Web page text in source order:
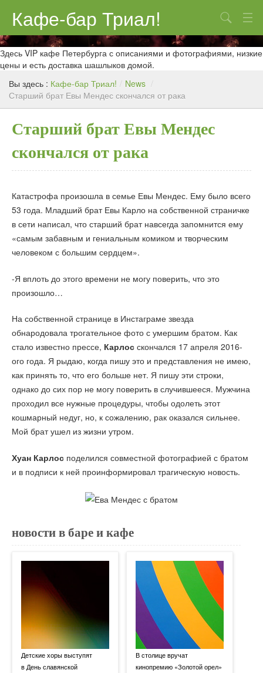
Кафе-бар Триал!
О нас
Меню
Контакты
Поиск
Здесь VIP кафе Петербурга с описаниями и фотографиями, низкие
цены и есть доставка шашлыков домой.
Вы здесь : Кафе-бар Триал! / News /
Старший брат Евы Мендес скончался от рака
Старший брат Евы Мендес
скончался от рака
Катастрофа произошла в семье Евы Мендес. Ему было всего
53 года. Младший брат Евы Карло на собственной страничке
в сети написал, что старший брат навсегда запомнится ему
«самым забавным и гениальным комиком и творческим
человеком с большим сердцем».
-Я вплоть до этого времени не могу поверить, что это
произошло…
На собственной странице в Инстаграме звезда
обнародовала трогательное фото с умершим братом. Как
стало известно прессе, Карлос скончался 17 апреля 2016-
ого года. Я рыдаю, когда пишу это и представления не имею,
как принять то, что его больше нет. Я пишу эти строки,
однако до сих пор не могу поверить в случившееся. Мужчина
проходил все нужные процедуры, чтобы одолеть этот
кошмарный недуг, но, к сожалению, рак оказался сильнее.
Мой брат ушел из жизни утром.
Хуан Карлос поделился совместной фотографией с братом
и в подписи к ней проинформировал трагическую новость.
новости в баре и кафе
Детские хоры выступят
в День славянской
В столице вручат
кинопремию «Золотой орел»